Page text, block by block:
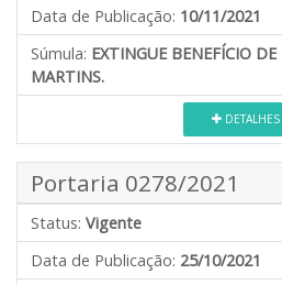
Data de Publicação: 10/11/2021
Súmula: EXTINGUE BENEFÍCIO
MARTINS.
DETALHES
Portaria 0278/2021
Status: Vigente
Data de Publicação: 25/10/2021